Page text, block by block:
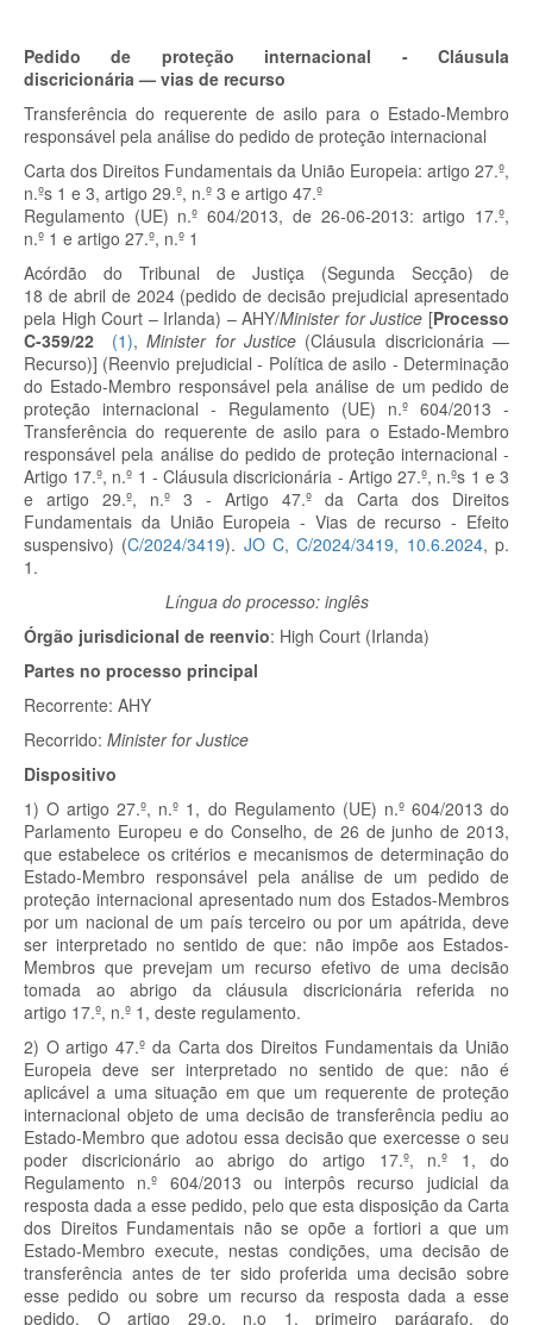
Pedido de proteção internacional - Cláusula
discricionária — vias de recurso
Transferência do requerente de asilo para o Estado-Membro
responsável pela análise do pedido de proteção internacional
Carta dos Direitos Fundamentais da União Europeia: artigo 27.º,
n.ºs 1 e 3, artigo 29.º, n.º 3 e artigo 47.º
Regulamento (UE) n.º 604/2013, de 26-06-2013: artigo 17.º,
n.º 1 e artigo 27.º, n.º 1
Acórdão do Tribunal de Justiça (Segunda Secção) de
18 de abril de 2024 (pedido de decisão prejudicial apresentado
pela High Court – Irlanda) – AHY/Minister for Justice [Processo
C-359/22
(1),Minister for Justice(Cláusula discricionária —
Recurso)] (Reenvio prejudicial - Política de asilo - Determinação
do Estado-Membro responsável pela análise de um pedido de
proteção internacional - Regulamento (UE) n.º 604/2013 -
Transferência do requerente de asilo para o Estado-Membro
responsável pela análise do pedido de proteção internacional -
Artigo 17.º, n.º 1 - Cláusula discricionária - Artigo 27.º, n.ºs 1 e 3
e artigo 29.º, n.º 3 - Artigo 47.º da Carta dos Direitos
Fundamentais da União Europeia - Vias de recurso - Efeito
suspensivo) (C/2024/3419). JO C, C/2024/3419, 10.6.2024, p.
1.
Língua do processo: inglês
Órgão jurisdicional de reenvio: High Court (Irlanda)
Partes no processo principal
Recorrente: AHY
Recorrido: Minister for Justice
Dispositivo
1) O artigo 27.º, n.º 1, do Regulamento (UE) n.º 604/2013 do
Parlamento Europeu e do Conselho, de 26 de junho de 2013,
que estabelece os critérios e mecanismos de determinação do
Estado-Membro responsável pela análise de um pedido de
proteção internacional apresentado num dos Estados-Membros
por um nacional de um país terceiro ou por um apátrida, deve
ser interpretado no sentido de que: não impõe aos Estados-
Membros que prevejam um recurso efetivo de uma decisão
tomada ao abrigo da cláusula discricionária referida no
artigo 17.º, n.º 1, deste regulamento.
2) O artigo 47.º da Carta dos Direitos Fundamentais da União
Europeia deve ser interpretado no sentido de que: não é
aplicável a uma situação em que um requerente de proteção
internacional objeto de uma decisão de transferência pediu ao
Estado-Membro que adotou essa decisão que exercesse o seu
poder discricionário ao abrigo do artigo 17.º, n.º 1, do
Regulamento n.º 604/2013 ou interpôs recurso judicial da
resposta dada a esse pedido, pelo que esta disposição da Carta
dos Direitos Fundamentais não se opõe a fortioria que um
Estado-Membro execute, nestas condições, uma decisão de
transferência antes de ter sido proferida uma decisão sobre
esse pedido ou sobre um recurso da resposta dada a esse
pedido. O artigo 29.o, n.o 1, primeiro parágrafo, do